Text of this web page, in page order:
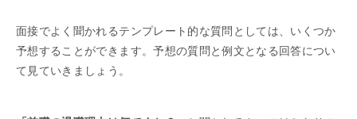
面接でよく聞かれるテンプレート的な質問としては、いくつか
予想することができます。予想の質問と例文となる回答につい
て見ていきましょう。